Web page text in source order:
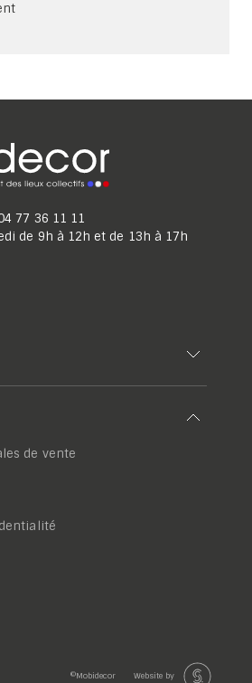
77 36 11 11
de 9h à 12h et de 13h à 17h
de vente
©Mobidecor Website by